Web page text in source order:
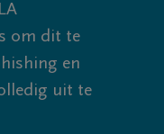
om dit te
en
uit te